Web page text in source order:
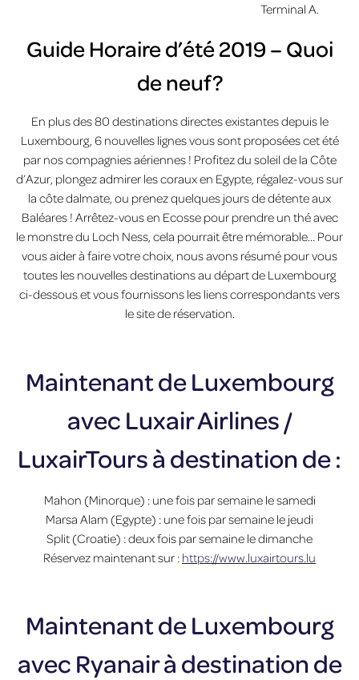
Terminal A.
Guide Horaire d’été 2019 – Quoi
de neuf ?
En plus des 80 destinations directes existantes depuis le
Luxembourg, 6 nouvelles lignes vous sont proposées cet été
par nos compagnies aériennes ! Profitez du soleil de la Côte
d’Azur, plongez admirer les coraux en Egypte, régalez-vous sur
la côte dalmate, ou prenez quelques jours de détente aux
Baléares ! Arrêtez-vous en Ecosse pour prendre un thé avec
le monstre du Loch Ness, cela pourrait être mémorable… Pour
vous aider à faire votre choix, nous avons résumé pour vous
toutes les nouvelles destinations au départ de Luxembourg
ci-dessous et vous fournissons les liens correspondants vers
le site de réservation.
Maintenant de Luxembourg
avec Luxair Airlines /
LuxairTours à destination de :
Mahon (Minorque) : une fois par semaine le samedi
Marsa Alam (Egypte) : une fois par semaine le jeudi
Split (Croatie) : deux fois par semaine le dimanche
Réservez maintenant sur : https://www.luxairtours.lu
Maintenant de Luxembourg
avec Ryanair à destination de